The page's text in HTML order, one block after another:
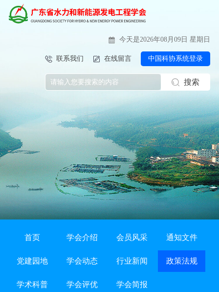
今天是2026年08月09日 星期日
联系我们 在线留言 中国科协系统登录
搜索
首页 学会介绍 会员风采 通知文件
党建园地 学会动态 行业新闻 政策法规
学术科普 学会评优 学会简报